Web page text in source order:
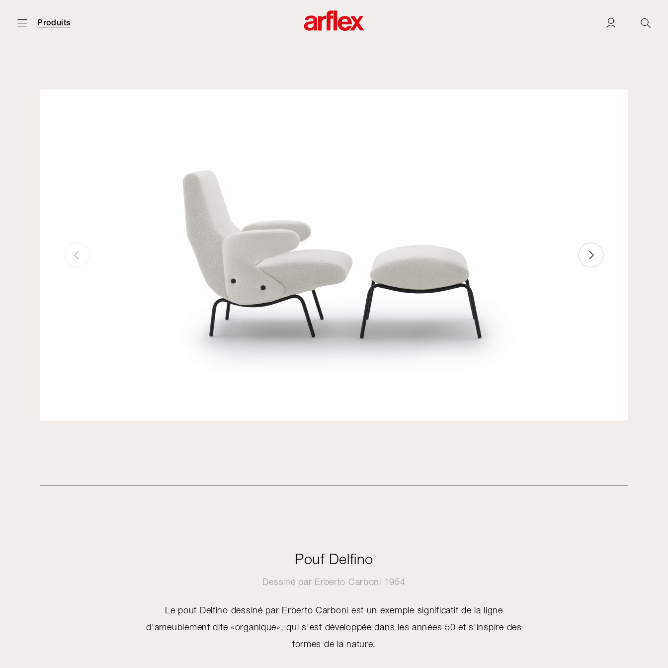
Produits
Pouf Delfino
Dessiné par Erberto Carboni 1954
Le pouf Delfino dessiné par Erberto Carboni est un exemple significatif de la ligne
d'ameublement dite «organique», qui s'est développée dans les années 50 et s'inspire des
formes de la nature.